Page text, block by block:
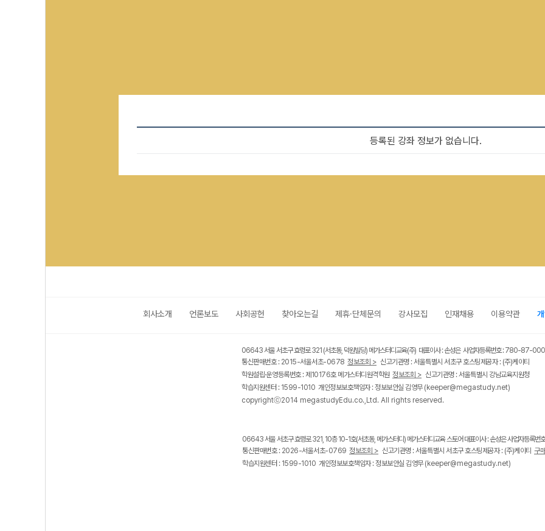
등록된 강좌 정보가 없습니다.
회사소개 언론보도 사회공헌 찾아오는길 제휴·단체문의 강사모집 인재채용 이용약관
06643 서울 서초구 효령로 321 (서초동, 덕원빌딩) 메가스터디교육(주) 대표이사 : 손성은 사업자등록번호 : 780-87-
통신판매번호 : 2015-서울서초-0678 정보조회 > 신고기관명 : 서울특별시 서초구 호스팅제공자 : (주)케이티
학원설립·운영등록번호 : 제10176호 메가스터디원격학원 정보조회 > 신고기관명 : 서울특별시 강남교육지원청
학습지원센터 : 1599-1010 개인정보보호책임자 : 정보보안실 김영무(keeper@megastudy.net)
copyrightⓒ2014 megastudyEdu.co.,Ltd. All rights reserved.
06643 서울 서초구 효령로 321, 10층 10-1호(서초동, 메가스터디) 메가스터디교육 스토어 대표이사 : 손성은 사업자등
통신판매번호 : 2026-서울서초-0769 정보조회 > 신고기관명 : 서울특별시 서초구 호스팅제공자 : (주)케이티 구
학습지원센터 : 1599-1010 개인정보보호책임자 : 정보보안실 김영무(keeper@megastudy.net)